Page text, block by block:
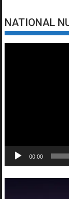
NATIONAL
00:00